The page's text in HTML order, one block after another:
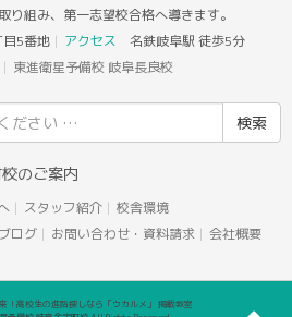
組み、第一志望校合格へ導きます。
5番地 アクセス 名鉄岐阜駅 徒歩5分
東進衛星予備校 岐阜長良校
のご案内
スタッフ紹介
校舎環境
ブログ お問い合わせ・資料請求 会社概要
！高校生の進路探しなら「ウカルメ」 掲載教室